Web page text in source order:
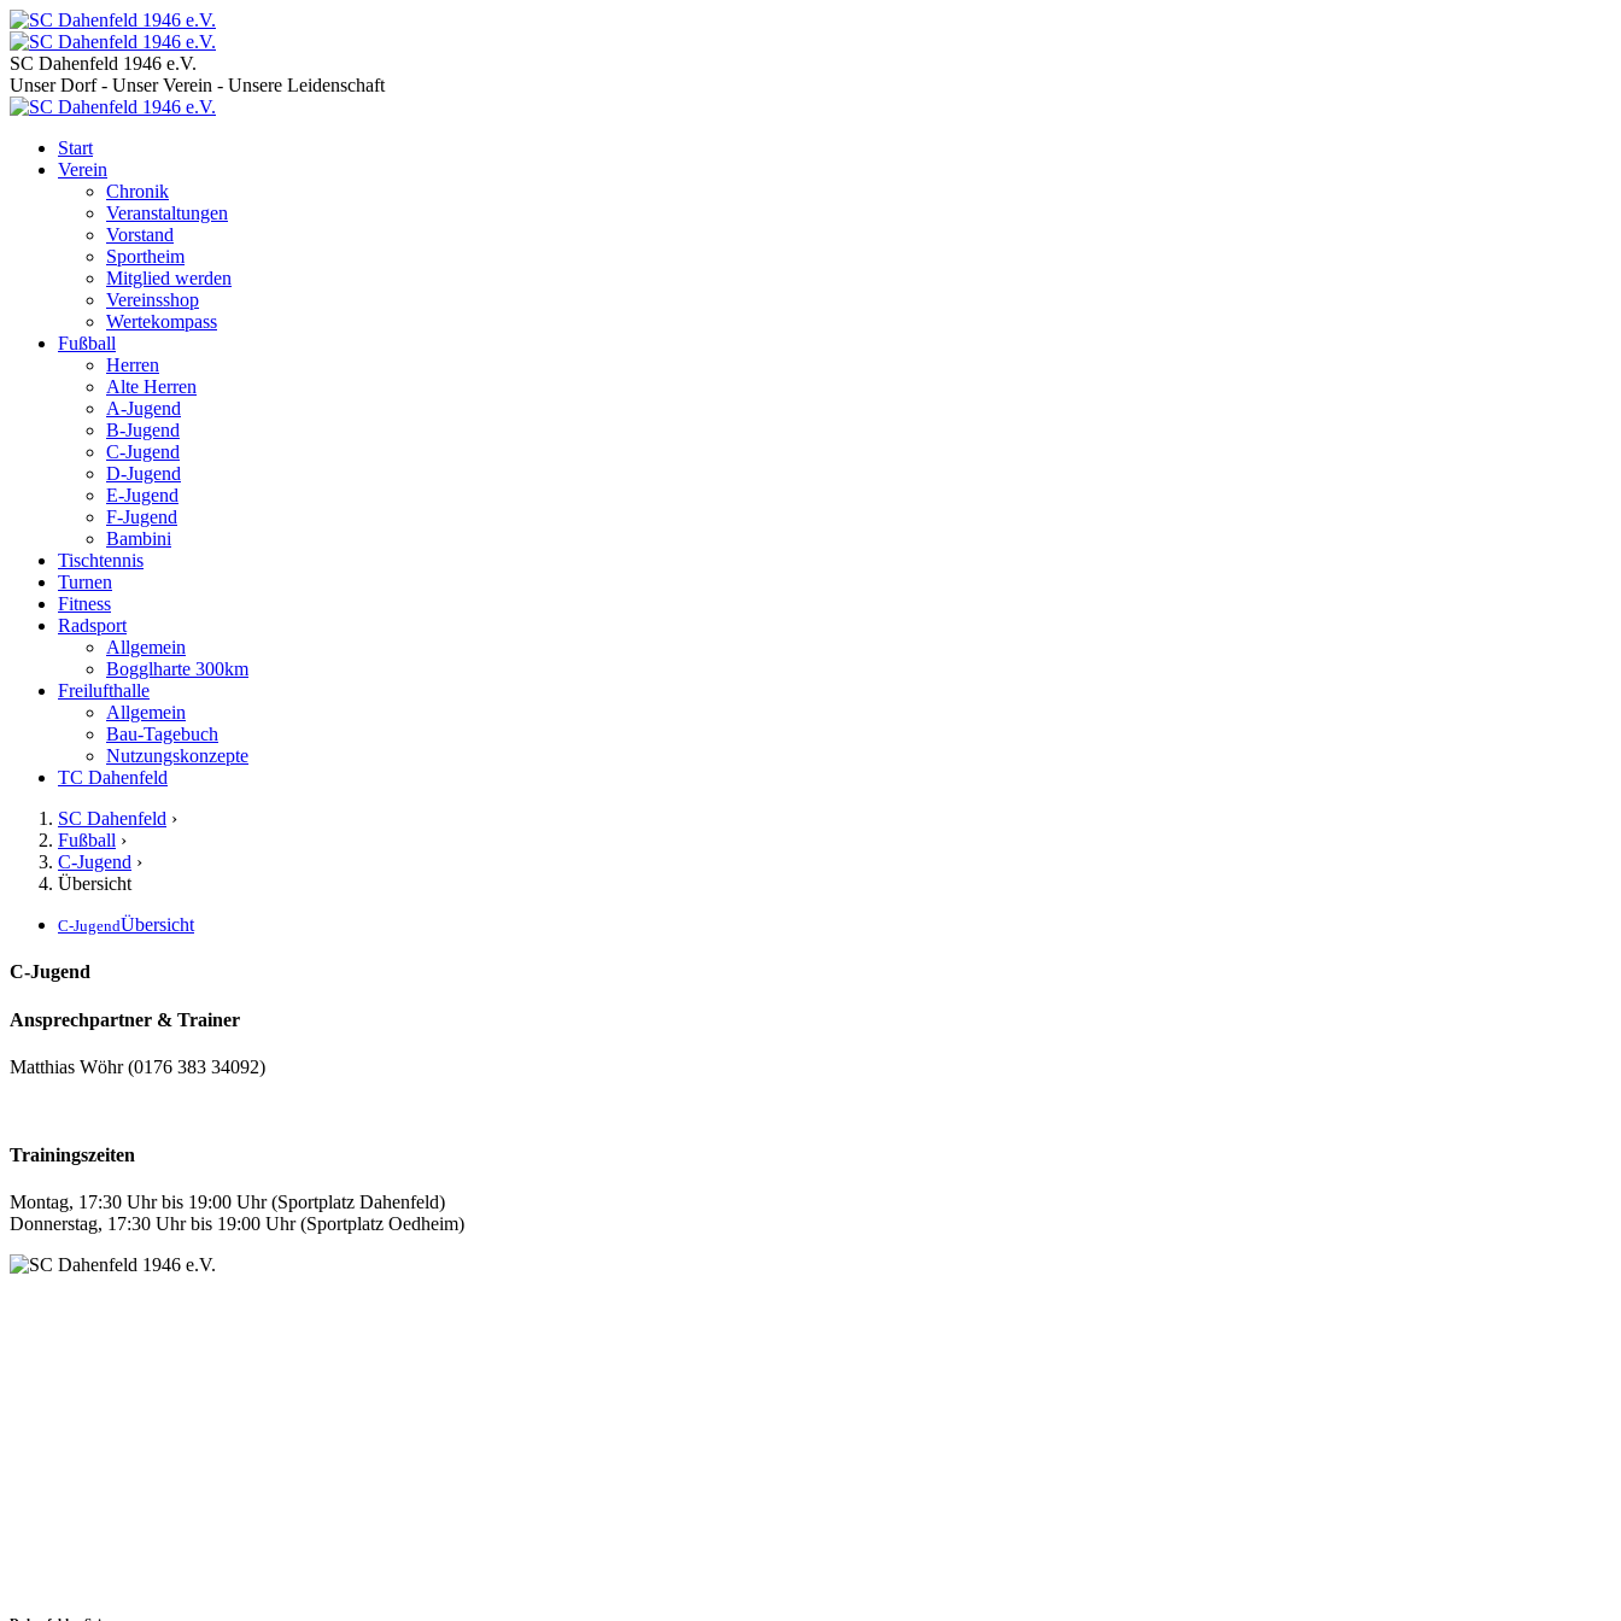
SC Dahenfeld 1946 e.V.
Unser Dorf - Unser Verein - Unsere Leidenschaft
Start
Verein
Chronik
Veranstaltungen
Vorstand
Sportheim
Mitglied werden
Vereinsshop
Wertekompass
Fußball
Herren
Alte Herren
A-Jugend
B-Jugend
C-Jugend
D-Jugend
E-Jugend
F-Jugend
Bambini
Tischtennis
Turnen
Fitness
Radsport
Allgemein
Bogglharte 300km
Freilufthalle
Allgemein
Bau-Tagebuch
Nutzungskonzepte
TC Dahenfeld
SC Dahenfeld ›
Fußball ›
C-Jugend ›
Übersicht
C-JugendÜbersicht
C-Jugend
Ansprechpartner & Trainer
Matthias Wöhr (0176 383 34092)
Trainingszeiten
Montag, 17:30 Uhr bis 19:00 Uhr (Sportplatz Dahenfeld)
Donnerstag, 17:30 Uhr bis 19:00 Uhr (Sportplatz Oedheim)